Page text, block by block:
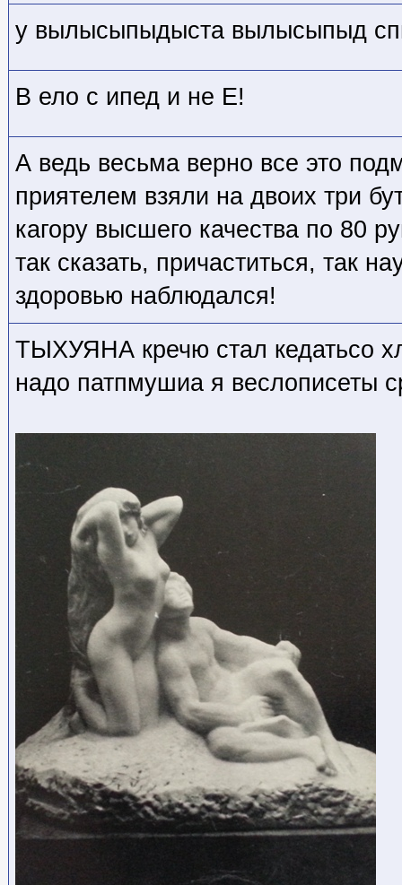
у вылысыпыдыста вылысыпыд
В ело с ипед и не Е!
А ведь весьма верно все это
приятелем взяли на двоих три
кагору высшего качества по 80
так сказать, причаститься, так
здоровью наблюдался!
ТЫХУЯНА кречю стал кедатьсо
надо патпмушиа я веслописеты